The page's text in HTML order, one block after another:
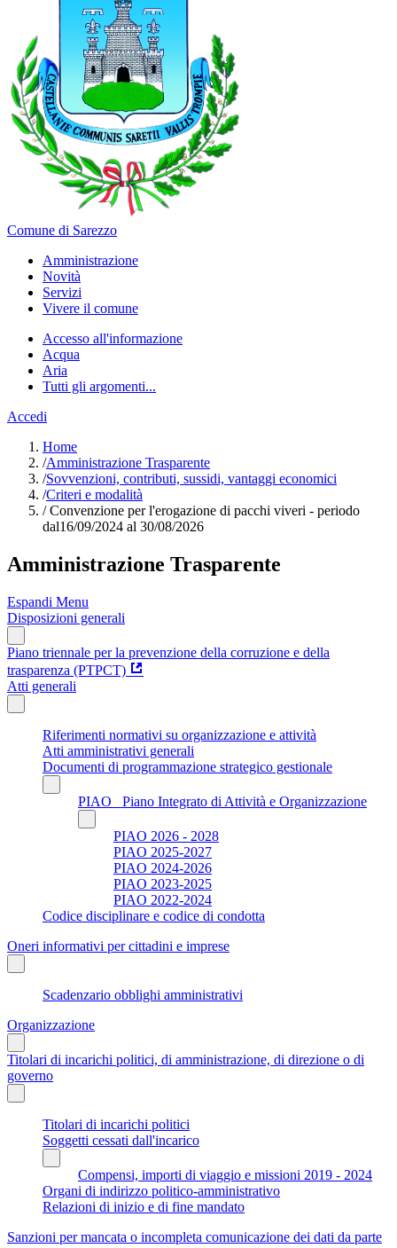
Comune di Sarezzo
Amministrazione
Novità
Servizi
Vivere il comune
Accesso all'informazione
Acqua
Aria
Tutti gli argomenti...
Accedi
Home
/Amministrazione Trasparente
/Sovvenzioni, contributi, sussidi, vantaggi economici
/Criteri e modalità
/Convenzione per l'erogazione di pacchi viveri - periodo
dal16/09/2024 al 30/08/2026
Amministrazione Trasparente
Espandi Menu
Disposizioni generali
Piano triennale per la prevenzione della corruzione e della
trasparenza (PTPCT)
Atti generali
Riferimenti normativi su organizzazione e attività
Atti amministrativi generali
Documenti di programmazione strategico gestionale
PIAO_ Piano Integrato di Attività e Organizzazione
PIAO 2026 - 2028
PIAO 2025-2027
PIAO 2024-2026
PIAO 2023-2025
PIAO 2022-2024
Codice disciplinare e codice di condotta
Oneri informativi per cittadini e imprese
Scadenzario obblighi amministrativi
Organizzazione
Titolari di incarichi politici, di amministrazione, di direzione o di
governo
Titolari di incarichi politici
Soggetti cessati dall'incarico
Compensi, importi di viaggio e missioni 2019 - 2024
Organi di indirizzo politico-amministrativo
Relazioni di inizio e di fine mandato
Sanzioni per mancata o incompleta comunicazione dei dati da parte